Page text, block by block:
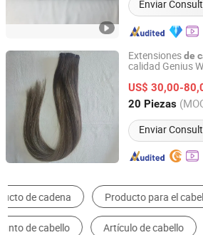
Enviar
Extensionesde
calidad Genius
US$ 30,00-
20 Piezas
Enviar
Qingdao Nicety Co., Ltd.
Shandong, China Desde
Peluca Cabello Tejido y Trama de Pelo
Extensión de Pelo Tupé